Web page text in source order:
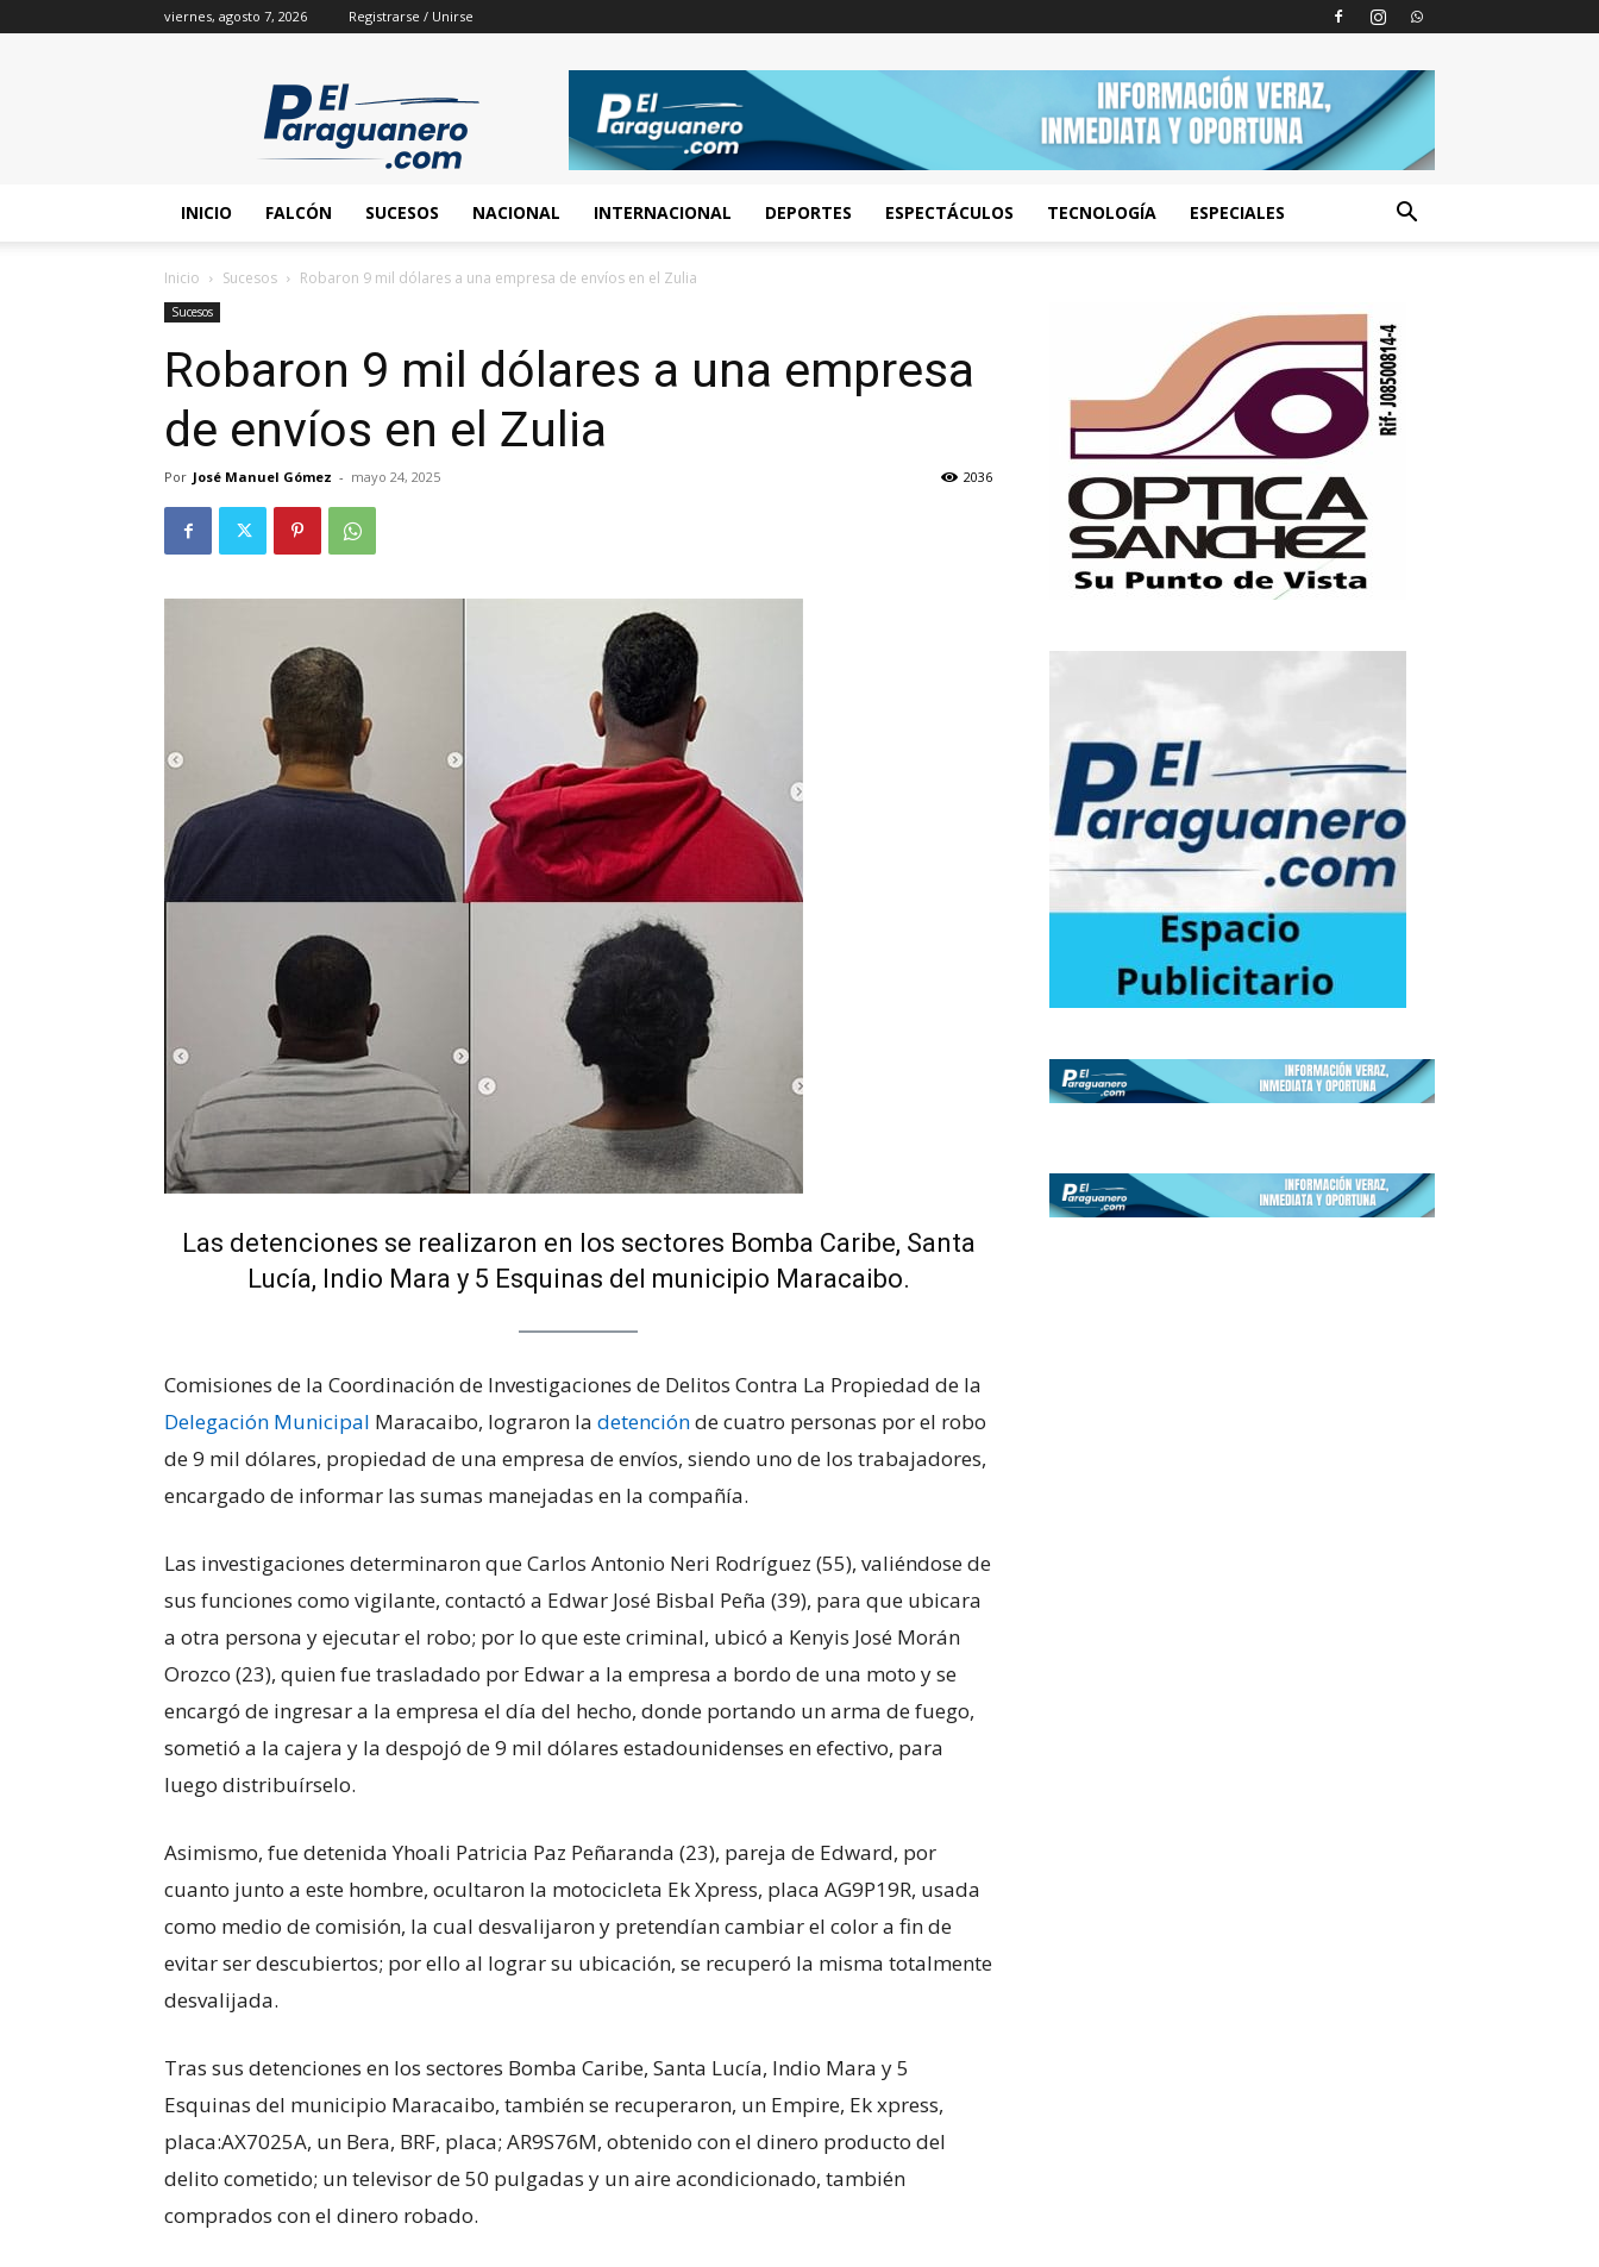
viernes, agosto 7, 2026 Registrarse / Unirse
INICIO FALCÓN SUCESOS NACIONAL INTERNACIONAL DEPORTES ESPECTÁCULOS TECNOLOGÍA ESPECIALES
Inicio Sucesos Robaron 9 mil dólares a una empresa de envíos en el Zulia
Sucesos
Robaron 9 mil dólares a una empresa
de envíos en el Zulia
Por José Manuel Gómez - mayo 24, 2025 2036
Las detenciones se realizaron en los sectores Bomba Caribe, Santa
Lucía, Indio Mara y 5 Esquinas del municipio Maracaibo.
Comisiones de la Coordinación de Investigaciones de Delitos Contra La Propiedad de la
Delegación Municipal Maracaibo, lograron la detenciónde cuatro personas por el robo
de 9 mil dólares, propiedad de una empresa de envíos, siendo uno de los trabajadores,
encargado de informar las sumas manejadas en la compañía.
Las investigaciones determinaron que Carlos Antonio Neri Rodríguez (55), valiéndose de
sus funciones como vigilante, contactó a Edwar José Bisbal Peña (39), para que ubicara
a otra persona y ejecutar el robo; por lo que este criminal, ubicó a Kenyis José Morán
Orozco (23), quien fue trasladado por Edwar a la empresa a bordo de una moto y se
encargó de ingresar a la empresa el día del hecho, donde portando un arma de fuego,
sometió a la cajera y la despojó de 9 mil dólares estadounidenses en efectivo, para
luego distribuírselo.
Asimismo, fue detenida Yhoali Patricia Paz Peñaranda (23), pareja de Edward, por
cuanto junto a este hombre, ocultaron la motocicleta Ek Xpress, placa AG9P19R, usada
como medio de comisión, la cual desvalijaron y pretendían cambiar el color a fin de
evitar ser descubiertos; por ello al lograr su ubicación, se recuperó la misma totalmente
desvalijada.
Tras sus detenciones en los sectores Bomba Caribe, Santa Lucía, Indio Mara y 5
Esquinas del municipio Maracaibo, también se recuperaron, un Empire, Ek xpress,
placa:AX7025A, un Bera, BRF, placa; AR9S76M, obtenido con el dinero producto del
delito cometido; un televisor de 50 pulgadas y un aire acondicionado, también
comprados con el dinero robado.